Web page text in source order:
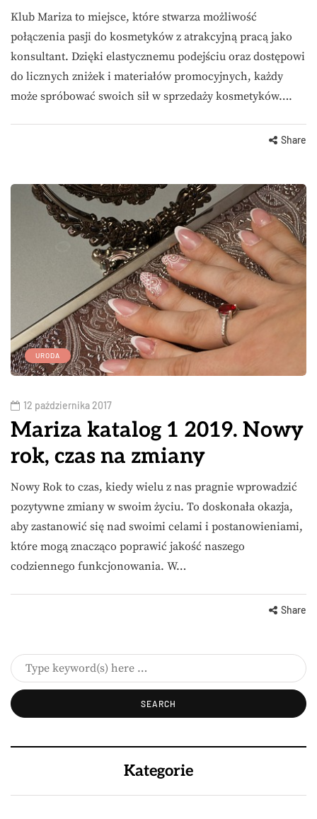
Klub Mariza to miejsce, które stwarza możliwość
połączenia pasji do kosmetyków z atrakcyjną pracą jako
konsultant. Dzięki elastycznemu podejściu oraz dostępowi
do licznych zniżek i materiałów promocyjnych, każdy
może spróbować swoich sił w sprzedaży kosmetyków….
Share
URODA
12 października 2017
Mariza katalog 1 2019. Nowy
rok, czas na zmiany
Nowy Rok to czas, kiedy wielu z nas pragnie wprowadzić
pozytywne zmiany w swoim życiu. To doskonała okazja,
aby zastanowić się nad swoimi celami i postanowieniami,
które mogą znacząco poprawić jakość naszego
codziennego funkcjonowania. W…
Share
Kategorie